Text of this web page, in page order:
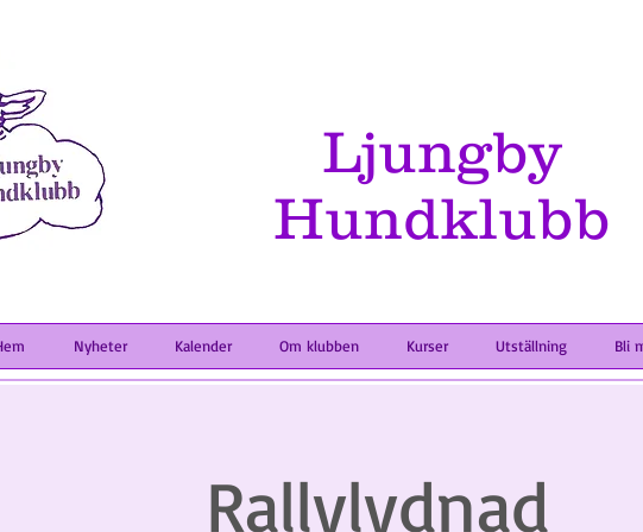
Ljungby
Hundklubb
Nyheter Kalender Om klubben Kurser Utställning Bli
Rallylydnad